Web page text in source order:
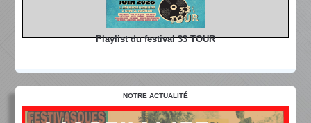
Playlist du festival 33 TOUR
NOTRE ACTUALITÉ